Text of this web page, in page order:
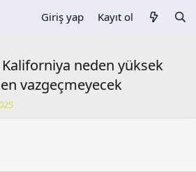
Giriş yap Kayıt ol
Kaliforniya neden yüksek
vazgeçmeyecek